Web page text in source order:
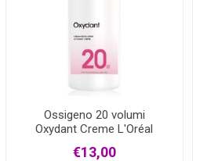
Ossigeno 20 volumi
Oxydant Creme L'Oréal
€13,00